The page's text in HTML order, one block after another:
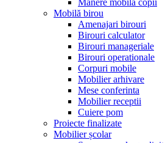
Manere mobila copii
Mobilă birou
Amenajari birouri
Birouri calculator
Birouri manageriale
Birouri operationale
Corpuri mobile
Mobilier arhivare
Mese conferinta
Mobilier receptii
Cuiere pom
Proiecte finalizate
Mobilier școlar